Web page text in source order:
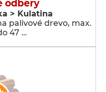
odbery
> Kulatina
palivové drevo, max.
47 …